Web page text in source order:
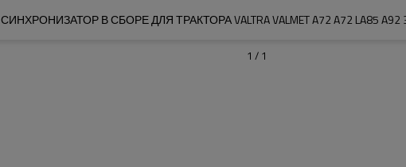
СИНХРОНИЗАТОР В СБОРЕ ДЛЯ ТРАКТОРА VALTRA VALMET A72 A72 LA85 A92
1 / 1